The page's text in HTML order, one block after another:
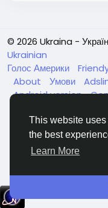
This website
the best
Learn More
© 2026 Ukraina -
Ukrainian
Голос Америки
About
Умови
Android version
Нагодуйте голодних